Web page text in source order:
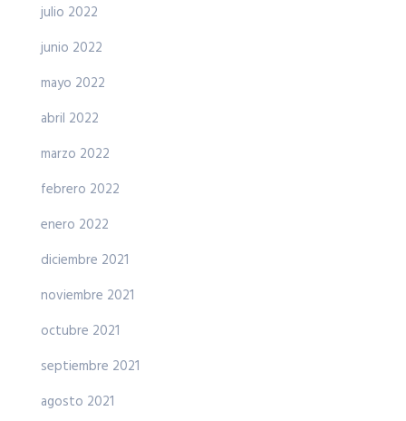
julio 2022
junio 2022
mayo 2022
abril 2022
marzo 2022
febrero 2022
enero 2022
diciembre 2021
noviembre 2021
octubre 2021
septiembre 2021
agosto 2021